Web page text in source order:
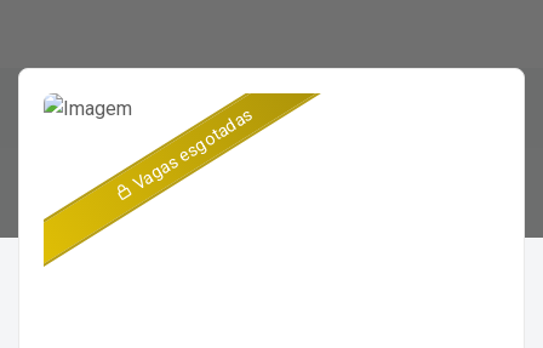
Vagas esgotadas